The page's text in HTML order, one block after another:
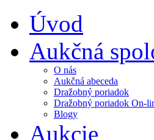
Úvod
Aukčná
O nás
Aukčná abeceda
Dražobný poriadok
Dražobný poriadok On-
Blogy
Aukcie